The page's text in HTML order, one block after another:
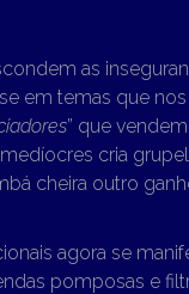
as
em temas que nos
” que
cria
cheira outro
agora se
pomposas e